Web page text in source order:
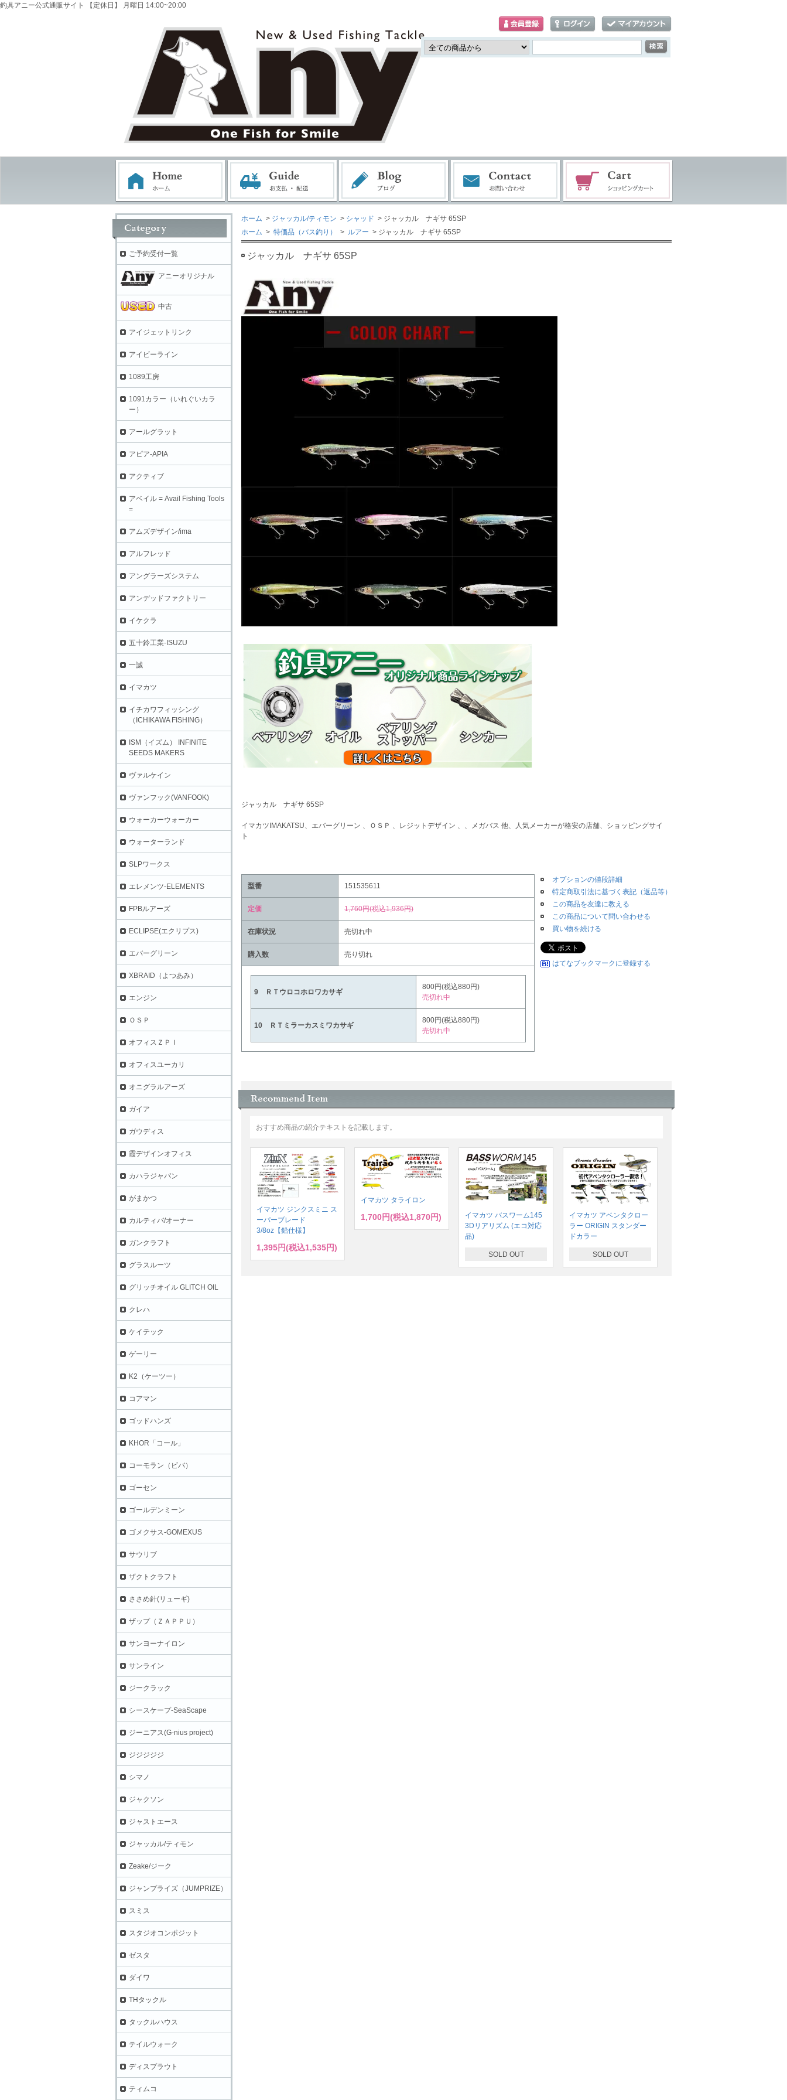
釣具アニー公式通販サイト 【定休日】 月曜日 14:00~20:00
ホーム > ジャッカル/ティモン > シャッド > ジャッカル ナギサ 65SP
ホーム > 特価品（バス釣り） > ルアー > ジャッカル ナギサ 65SP
ジャッカル ナギサ 65SP
ジャッカル ナギサ 65SP
イマカツIMAKATSU、エバーグリーン 、ＯＳＰ 、レジットデザイン 、、メガバス 他、人気メーカーが格安の店舗、ショッピングサイ
ト
型番 151535611
定価 1,760円(税込1,936円)
在庫状況 売切れ中
購入数 売り切れ
9 ＲＴウロコホロワカサギ
800円(税込880円)
売切れ中
10 ＲＴミラーカスミワカサギ
800円(税込880円)
売切れ中
オプションの値段詳細
特定商取引法に基づく表記（返品等）
この商品を友達に教える
この商品について問い合わせる
買い物を続ける
はてなブックマークに登録する
おすすめ商品の紹介テキストを記載します。
イマカツ ジンクスミニ ス
ーパーブレード
3/8oz【鉛仕様】
1,395円(税込1,535円)
イマカツ タライロン
1,700円(税込1,870円)
イマカツ バスワーム145
3Dリアリズム (エコ対応
品)
SOLD OUT
イマカツ アベンタクロー
ラー ORIGIN スタンダー
ドカラー
SOLD OUT
ご予約受付一覧
アニーオリジナル
中古
アイジェットリンク
アイビーライン
1089工房
1091カラー（いれぐいカラ
ー）
アールグラット
アピア-APIA
アクティブ
アベイル = Avail Fishing Tools
=
アムズデザイン/ima
アルフレッド
アングラーズシステム
アンデッドファクトリー
イケクラ
五十鈴工業-ISUZU
一誠
イマカツ
イチカワフィッシング
（ICHIKAWA FISHING）
ISM（イズム） INFINITE
SEEDS MAKERS
ヴァルケイン
ヴァンフック(VANFOOK)
ウォーカーウォーカー
ウォーターランド
SLPワークス
エレメンツ-ELEMENTS
FPBルアーズ
ECLIPSE(エクリプス)
エバーグリーン
XBRAID（よつあみ）
エンジン
ＯＳＰ
オフィスＺＰＩ
オフィスユーカリ
オニグラルアーズ
ガイア
ガウディス
霞デザインオフィス
カハラジャパン
がまかつ
カルティバ/オーナー
ガンクラフト
グラスルーツ
グリッチオイル GLITCH OIL
クレハ
ケイテック
ゲーリー
K2（ケーツー）
コアマン
ゴッドハンズ
KHOR「コール」
コーモラン（ビバ）
ゴーセン
ゴールデンミーン
ゴメクサス-GOMEXUS
サウリブ
ザクトクラフト
ささめ針(リューギ)
ザップ（ＺＡＰＰＵ）
サンヨーナイロン
サンライン
ジークラック
シースケープ-SeaScape
ジーニアス(G-nius project)
ジジジジジ
シマノ
ジャクソン
ジャストエース
ジャッカル/ティモン
Zeake/ジーク
ジャンプライズ（JUMPRIZE）
スミス
スタジオコンポジット
ゼスタ
ダイワ
THタックル
タックルハウス
テイルウォーク
ディスプラウト
ティムコ